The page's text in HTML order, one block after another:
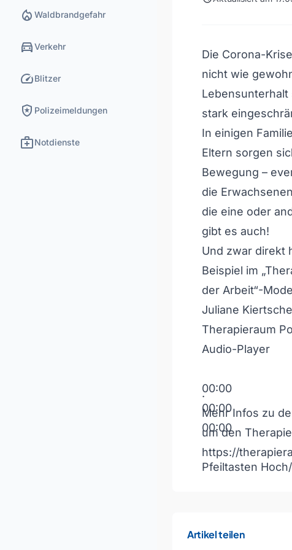
local_fire_department Waldbrandgefahr
directions_carVerkehr
speedBlitzer
local_police Polizeimeldungen
medical_servicesNotdienste
Die Corona-
nicht wie
stark
In einigen
Eltern sorgen
Bewegung –
die
die eine oder
gibt es auch!
Und zwar direkt
Beispiel im
der Arbeit“-
Juliane
Therapieraum
Audio-Player
00:00
00:00
00:00
Pfeiltasten
.
Mehr Infos zu
um den
https://
Artikel teilen